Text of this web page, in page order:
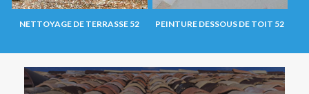
NETTOYAGE DE TERRASSE 52 PEINTURE DESSOUS DE TOIT 52